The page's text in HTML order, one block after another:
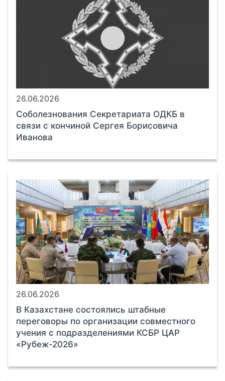
26.06.2026
Соболезнования Секретариата ОДКБ в
связи с кончиной Сергея Борисовича
Иванова
26.06.2026
В Казахстане состоялись штабные
переговоры по организации совместного
учения с подразделениями КСБР ЦАР
«Рубеж-2026»